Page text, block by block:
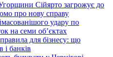
Сійярто загрожує до
про нову справу
удару по
на семи об’єктах
для бізнесу: що
і банків